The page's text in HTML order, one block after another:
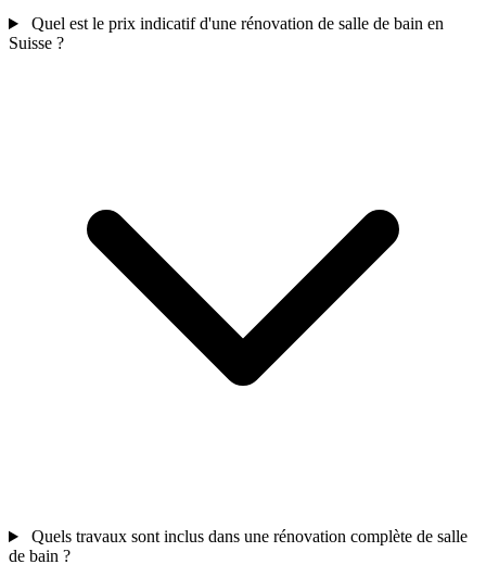
Quel est le prix indicatif d'une rénovation de salle de bain en
Suisse ?
Quels travaux sont inclus dans une rénovation complète de salle
de bain ?